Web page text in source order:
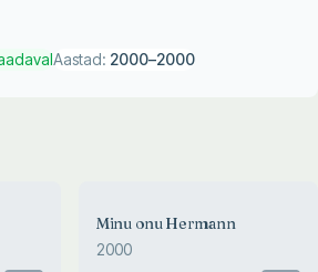
Aastad: 2000–2000
Minu onu Hermann
2000